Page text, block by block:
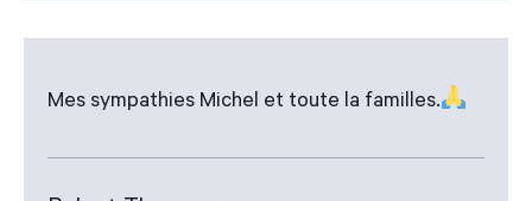
Mes sympathies Michel et toute la familles.